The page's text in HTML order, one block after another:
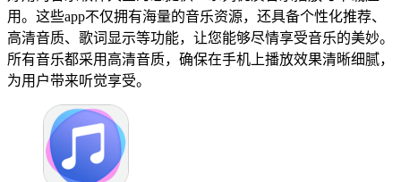
用。这些app不仅拥有海量的音乐资源，还具备个性化推荐、
高清音质、歌词显示等功能，让您能够尽情享受音乐的美妙。
所有音乐都采用高清音质，确保在手机上播放效果清晰细腻，
为用户带来听觉享受。